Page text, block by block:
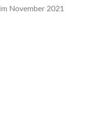
November 2021